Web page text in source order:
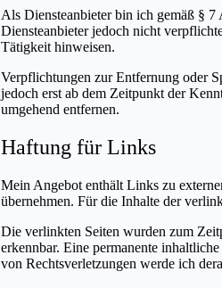
Als Diensteanbieter bin ich gemäß §
Diensteanbieter jedoch nicht
Tätigkeit hinweisen.
Verpflichtungen zur Entfernung oder
jedoch erst ab dem Zeitpunkt der
umgehend entfernen.
Haftung für Links
Mein Angebot enthält Links zu
übernehmen. Für die Inhalte der
Die verlinkten Seiten wurden zum
erkennbar. Eine permanente
von Rechtsverletzungen werde ich